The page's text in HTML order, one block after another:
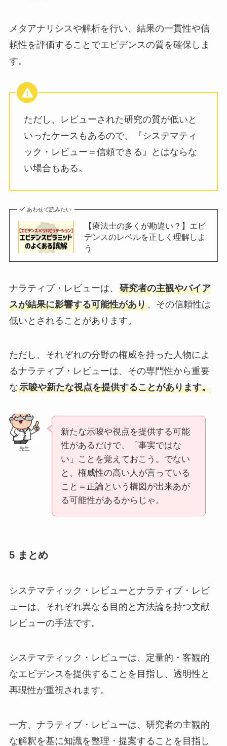
メタアナリシスや解析を行い、結果の一貫性や信
頼性を評価することでエビデンスの質を確保しま
す。
ただし、レビューされた研究の質が低いと
いったケースもあるので、『システマティ
ック・レビュー＝信頼できる』とはならな
い場合もある。
あわせて読みたい
【療法士の多くが勘違い？】エビ
デンスのレベルを正しく理解しよ
う
ナラティブ・レビューは、 研究者の主観やバイア
スが結果に影響する可能性があり、その信頼性は
低いとされることがあります。
ただし、それぞれの分野の権威を持った人物によ
るナラティブ・レビューは、その専門性から重要
な示唆や新たな視点を提供することがあります。
先生
新たな示唆や視点を提供する可能
性があるだけで、「事実ではな
い」ことを覚えておこう。でない
と、権威性の高い人が言っている
こと＝正論という構図が出来あが
る可能性があるからじゃ。
5 まとめ
システマティック・レビューとナラティブ・レビ
ューは、それぞれ異なる目的と方法論を持つ文献
レビューの手法です。
システマティック・レビューは、定量的・客観的
なエビデンスを提供することを目指し、透明性と
再現性が重視されます。
一方、ナラティブ・レビューは、研究者の主観的
な解釈を基に知識を整理・提案することを目指し